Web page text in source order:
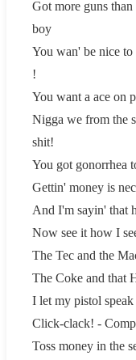
Got more guns
boy
You wan' be nice
!
You want a ace on
Nigga we from the
shit!
You got gonorrhea
Gettin' money is
And I'm sayin' that
Now see it how I
The Tec and the
The Coke and that
I let my pistol
Click-clack! -
Toss money in the